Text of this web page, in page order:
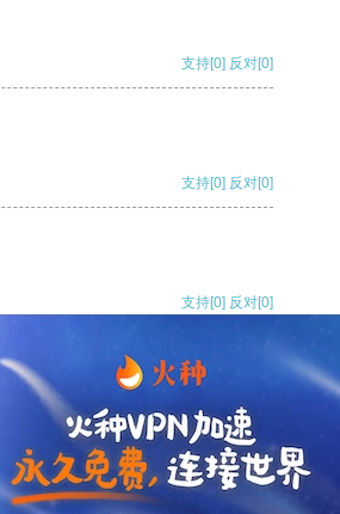
支持[0] 反对[0]
支持[0] 反对[0]
支持[0] 反对[0]
支持[0] 反对